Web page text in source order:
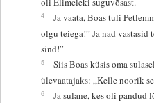
4
Ja vaata, Boas tuli
olgu teiega!” Ja nad vastasid
sind!”
5
Siis Boas küsis oma
ülevaatajaks: „Kelle noorik
6
Ja sulane, kes oli pandud